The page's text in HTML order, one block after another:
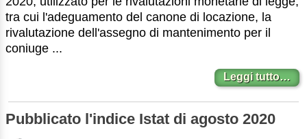
tra cui l'adeguamento del canone di locazione, la
rivalutazione dell'assegno di mantenimento per il
coniuge ...
Leggi tutto…
Pubblicato l'indice Istat di agosto 2020